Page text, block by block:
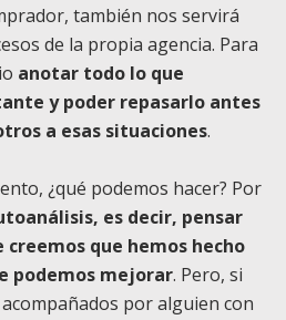
también nos servirá
de la propia agencia. Para
anotar todo lo que
y poder repasarlo antes
a esas situaciones.
¿qué podemos hacer? Por
es decir, pensar
creemos que hemos hecho
podemos mejorar. Pero, si
por alguien con